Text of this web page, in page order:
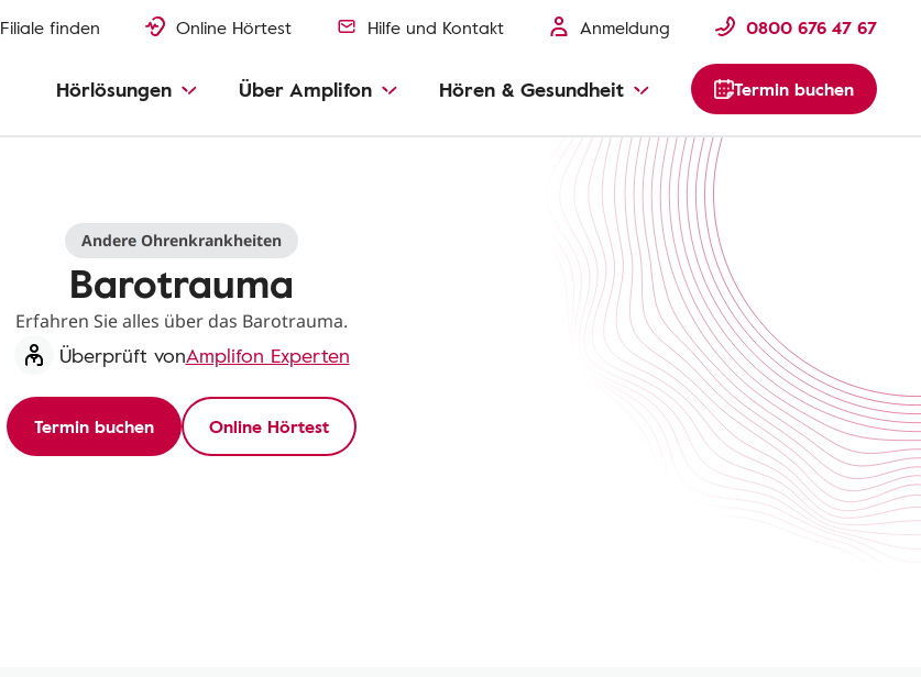
Filiale finden Online Hörtest Hilfe und Kontakt Anmeldung 0800 676 47 67
Hörlösungen Über Amplifon Hören & Gesundheit Termin buchen
Andere Ohrenkrankheiten
Barotrauma
Erfahren Sie alles über das Barotrauma.
Überprüft vonAmplifon Experten
Termin buchen Online Hörtest